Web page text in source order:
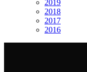
2019
2018
2017
2016